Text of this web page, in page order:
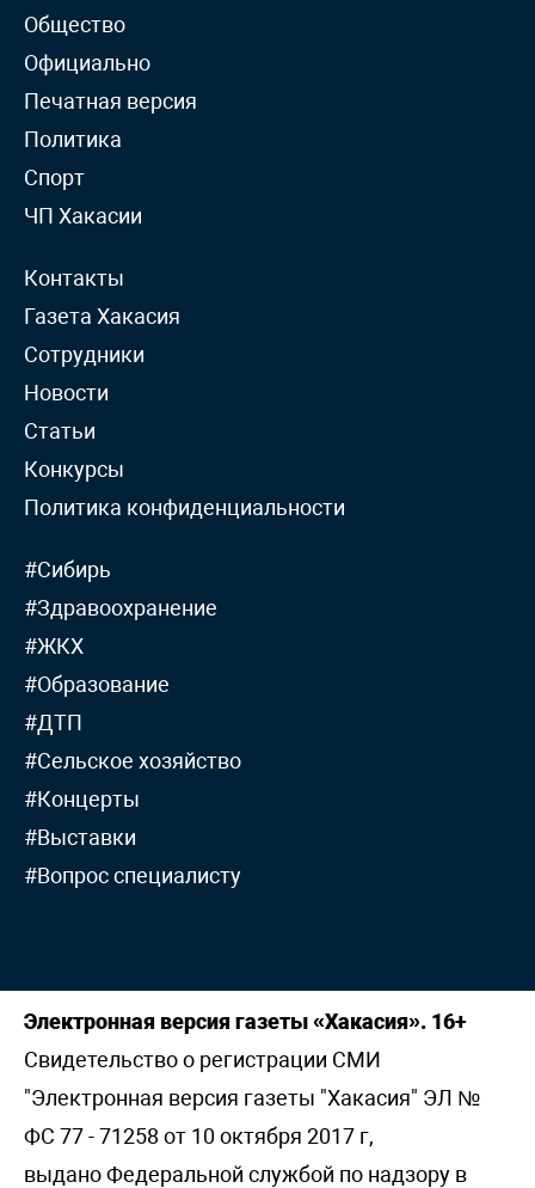
Общество
Официально
Печатная версия
Политика
Спорт
ЧП Хакасии
Контакты
Газета Хакасия
Сотрудники
Новости
Статьи
Конкурсы
Политика конфиденциальности
#Сибирь
#Здравоохранение
#ЖКХ
#Образование
#ДТП
#Сельское хозяйство
#Концерты
#Выставки
#Вопрос специалисту
Электронная версия газеты «Хакасия». 16+
Свидетельство о регистрации СМИ
"Электронная версия газеты "Хакасия" ЭЛ №
ФС 77 - 71258 от 10 октября 2017 г,
выдано Федеральной службой по надзору в